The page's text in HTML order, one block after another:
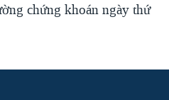
chứng khoán ngày thứ